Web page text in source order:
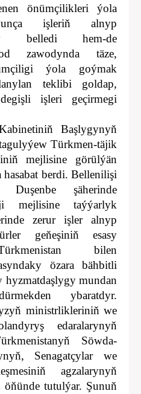
önümçilikleri ýola
işleriň alnyp
belledi hem-de
zawodynda täze,
ýola goýmak
teklibi goldap,
işleri geçirmegi
Başlygynyň
Türkmen-täjik
mejlisine görülýän
berdi. Bellenilişi
şäherinde
mejlisine taýýarlyk
zerur işler alnyp
geňeşiniň esasy
bilen
özara bähbitli
hyzmatdaşlygy mundan
ybaratdyr.
ministrlikleriniň we
edaralarynyň
Söwda-
Senagatçylar we
agzalarynyň
öňünde tutulýar. Şunuň